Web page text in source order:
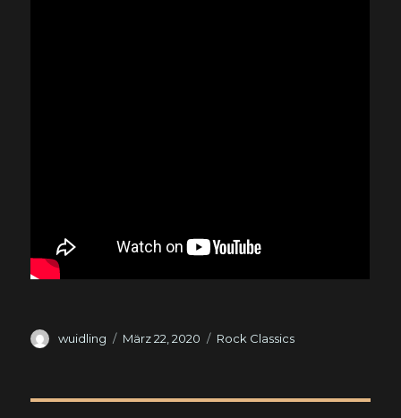
Autor
wuidling
Veröffentlicht
März 22, 2020 Kategorien
Rock Classics